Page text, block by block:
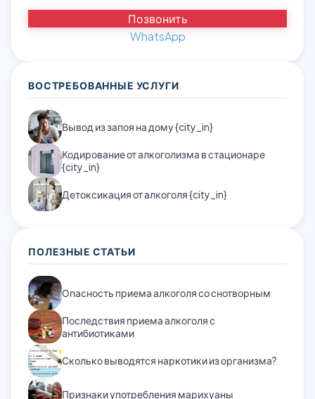
Позвонить
WhatsApp
ВОСТРЕБОВАННЫЕ УСЛУГИ
Вывод из запоя на дому {city_in}
Кодирование от алкоголизма в стационаре
{city_in}
Детоксикация от алкоголя {city_in}
ПОЛЕЗНЫЕ СТАТЬИ
Опасность приема алкоголя со снотворным
Последствия приема алкоголя с
антибиотиками
Сколько выводятся наркотики из организма?
Признаки употребления марихуаны